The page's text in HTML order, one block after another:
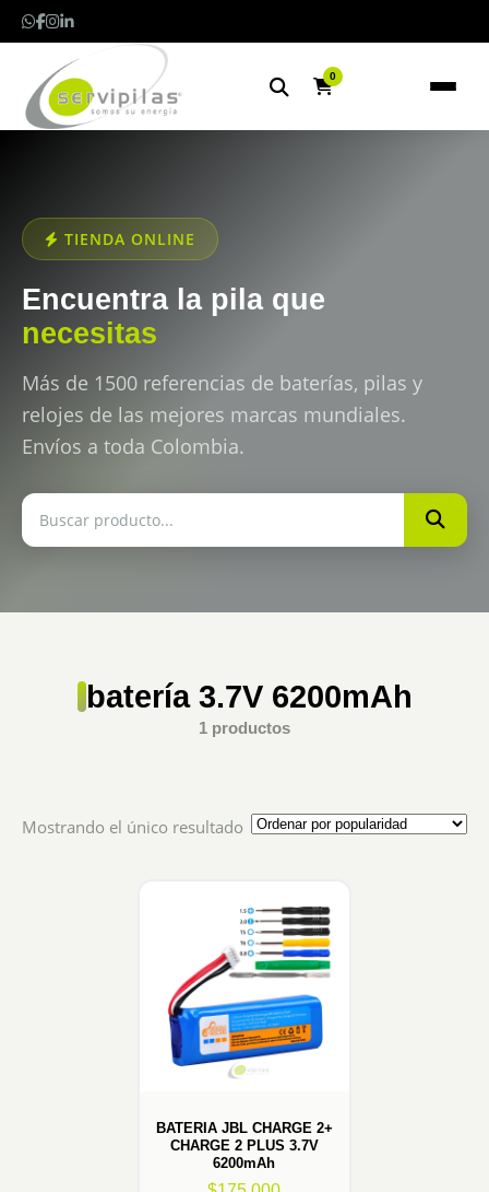
0
TIENDA ONLINE
Encuentra la pila que
necesitas
Más de 1500 referencias de baterías, pilas y
relojes de las mejores marcas mundiales.
Envíos a toda Colombia.
batería 3.7V 6200mAh
1 productos
Mostrando el único resultado
BATERIA JBL CHARGE 2+
CHARGE 2 PLUS 3.7V
6200mAh